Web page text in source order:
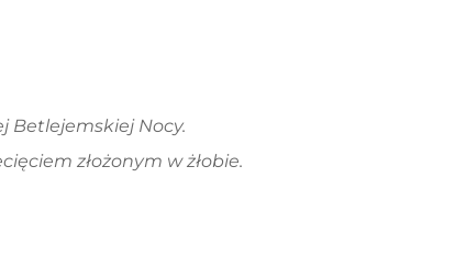
Betlejemskiej Nocy.
złożonym w żłobie.